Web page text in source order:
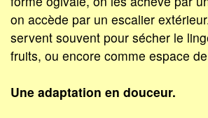
on accède par un escalier
servent souvent pour sécher le
fruits, ou encore comme espace
Une adaptation en douceur.